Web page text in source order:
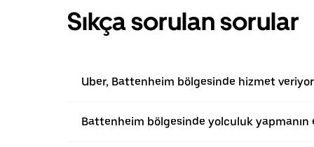
Sıkça sorulan sorular
Uber, Battenheim bölgesinde hizmet
Battenheim bölgesinde yolculuk yapmanın